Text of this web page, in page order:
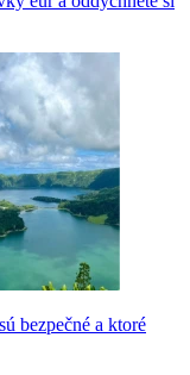
bezpečné a ktoré